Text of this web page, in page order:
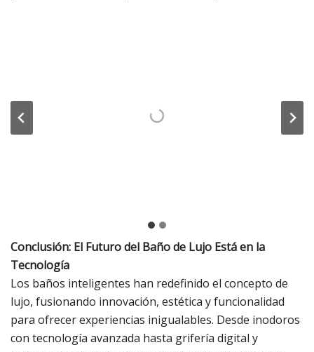
Conclusión: El Futuro del Baño de Lujo Está en la
Tecnología
Los baños inteligentes han redefinido el concepto de
lujo, fusionando innovación, estética y funcionalidad
para ofrecer experiencias inigualables. Desde inodoros
con tecnología avanzada hasta grifería digital y